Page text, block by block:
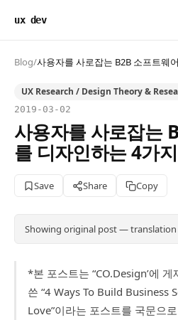
ux dev
Blog/사용자를 사로잡는 B2B 소프트웨
UX Research / Design Theory &
2019-03-02
사용자를 사로잡는
를 디자인하는 4가
Save Share Copy
Showing original post —
*본 포스트는 “CO.Design’에 게
쓴 “4 Ways To Build Business
Love”이라는 포스트를 국문으